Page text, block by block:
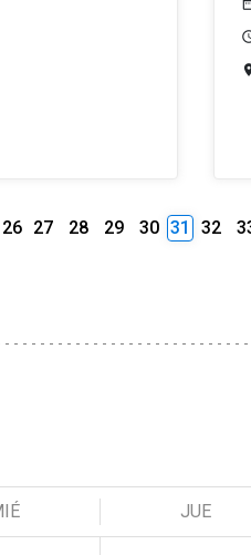
26 27 28 29 30 31 32
JUE